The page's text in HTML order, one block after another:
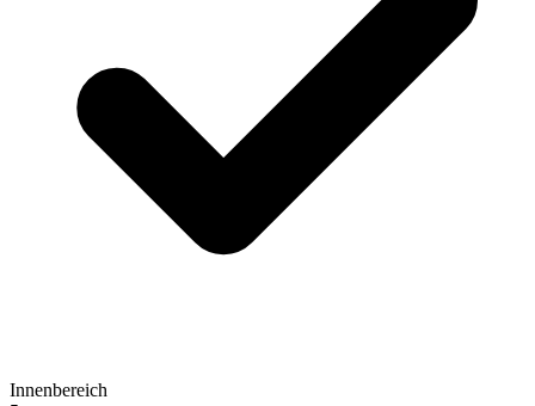
Innenbereich